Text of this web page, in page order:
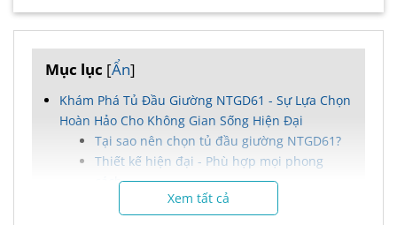
Mục lục [Ẩn]
Khám Phá Tủ Đầu Giường NTGD61 - Sự Lựa Chọn
Hoàn Hảo Cho Không Gian Sống Hiện Đại
Tại sao nên chọn tủ đầu giường NTGD61?
Thiết kế hiện đại - Phù hợp mọi phong
cách
Chất liệu gỗ sồi tự nhiên - Bền bỉ theo thời
Xem tất cả